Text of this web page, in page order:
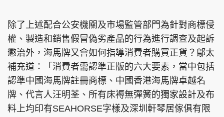
除了上述配合公安機關及市場監管部門為針對商標侵
權、製造和銷售假冒偽劣產品的行為進行調查及起訴
懲治外，海馬牌又會如何指導消費者購買正貨？鄔太
補充道：「消費者需認準正版的六大要素，當中包括
認準中國海馬牌註冊商標、中國香港海馬牌卓越名
牌、代言人汪明荃、所有床褥無彈簧的獨家設計及布
料上均印有SEAHORSE字樣及深圳軒琴居傢俱有限